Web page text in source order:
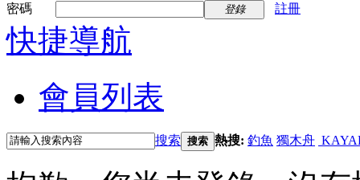
密碼
登錄 註冊
快捷導航
會員列表
搜索 搜索 熱搜: 釣魚 獨木舟